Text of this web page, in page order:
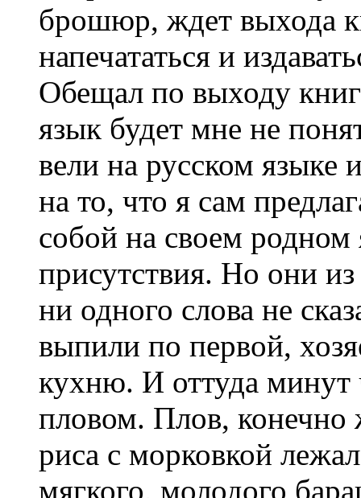
брошюр, ждет выхода
напечататься и
Обещал по выходу
язык будет мне не
вели на русском языке
на то, что я сам
собой на своем родном
присутствия. Но они
ни одного слова не
выпили по первой,
кухню. И оттуда минут
пловом. Плов, конечно
риса с морковкой
мягкого, молодого